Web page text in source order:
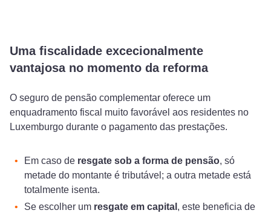
Uma fiscalidade excecionalmente
vantajosa no momento da reforma
O seguro de pensão complementar oferece um
enquadramento fiscal muito favorável aos residentes no
Luxemburgo durante o pagamento das prestações.
Em caso de resgate sob a forma de pensão, só
metade do montante é tributável; a outra metade está
totalmente isenta.
Se escolher um resgate em capital , este beneficia de